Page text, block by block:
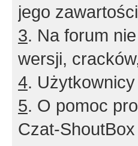
jego
3. Na forum
wersji,
4.
5. O pomoc
Czat-